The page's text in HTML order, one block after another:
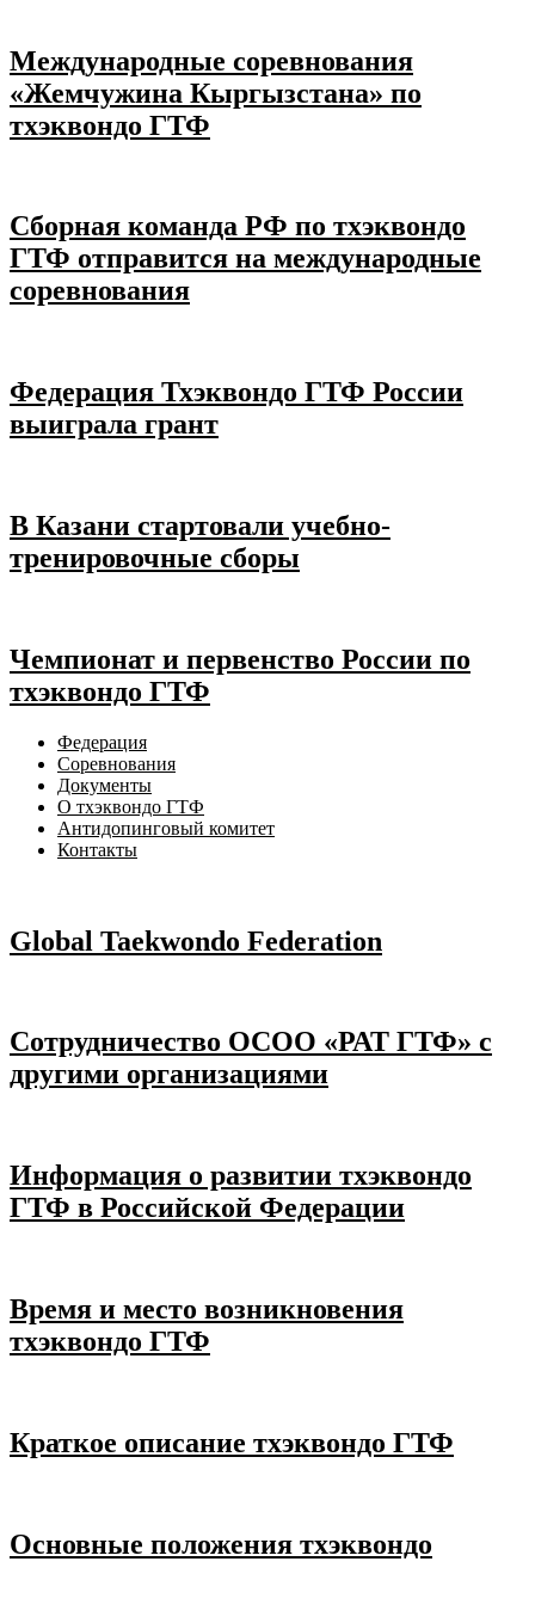
Международные соревнования
«Жемчужина Кыргызстана» по
тхэквондо ГТФ
Сборная команда РФ по тхэквондо
ГТФ отправится на международные
соревнования
Федерация Тхэквондо ГТФ России
выиграла грант
В Казани стартовали учебно-
тренировочные сборы
Чемпионат и первенство России по
тхэквондо ГТФ
Федерация
Соревнования
Документы
О тхэквондо ГТФ
Антидопинговый комитет
Контакты
Global Taekwondo Federation
Сотрудничество ОСОО «РАТ ГТФ» с
другими организациями
Информация о развитии тхэквондо
ГТФ в Российской Федерации
Время и место возникновения
тхэквондо ГТФ
Краткое описание тхэквондо ГТФ
Основные положения тхэквондо